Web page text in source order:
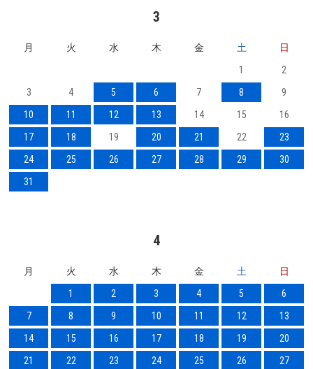
3
月 火 水 木 金 土
日
1
2
3
4 5 6 7 8
9
10
11 12 13 14 15
16
17
18 19 20 21 22
23
24
25 26 27 28 29
30
31
4
月 火 水 木 金 土
日
1
2 3 4 5
6
7
8 9 10 11 12
13
14
15 16 17 18 19
20
21
22 23 24 25 26 27